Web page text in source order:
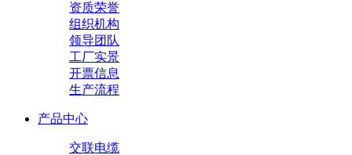
资质荣誉
组织机构
领导团队
工厂实景
开票信息
生产流程
产品中心
交联电缆